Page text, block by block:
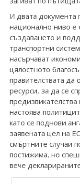
И двата документа
национално ниво е
създаването и
транспортни
насърчават
цялостното
правителствата да
ресурси, за да се
предизвикателства
настоява
като се поднови
заявената цел на
смъртните случаи
постижима, но
вече